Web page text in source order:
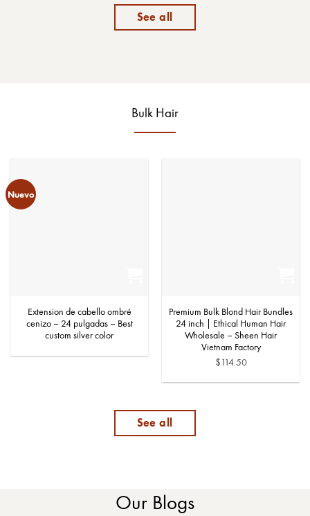
$400.00.See all
Bulk Hair
Nuevo
Extension de cabello ombré
cenizo – 24 pulgadas – Best
custom silver color
Premium Bulk Blond Hair Bundles
24 inch | Ethical Human Hair
Wholesale – Sheen Hair
Vietnam Factory
$114.50
See all
Our Blogs